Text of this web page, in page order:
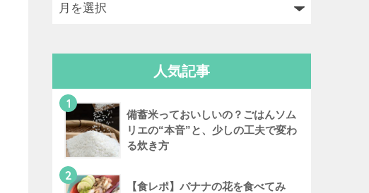
人気記事
1
備蓄米っておいしいの？ごはんソム
リエの“本音”と、少しの工夫で変わ
る炊き方
2
【食レポ】バナナの花を食べてみ